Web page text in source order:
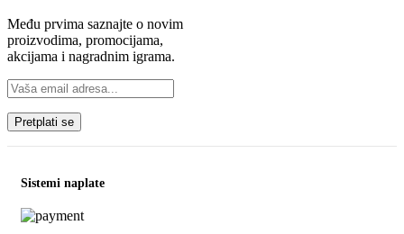
Među prvima saznajte o novim
proizvodima, promocijama,
akcijama i nagradnim igrama.
Sistemi naplate